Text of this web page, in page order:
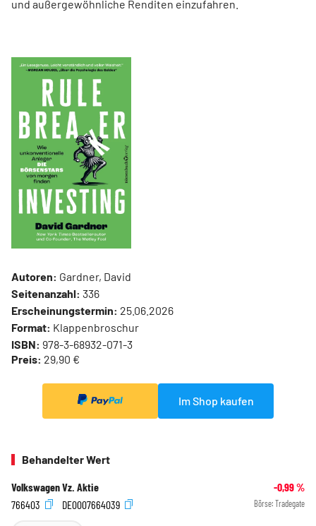
und außergewöhnliche Renditen einzufahren.
Autoren: Gardner, David
Seitenanzahl: 336
Erscheinungstermin: 25.06.2026
Format: Klappenbroschur
ISBN: 978-3-68932-071-3
Preis: 29,90 €
Im Shop kaufen
Behandelter Wert
Volkswagen Vz. Aktie -0,99%
766403
DE0007664039 Börse: Tradegate